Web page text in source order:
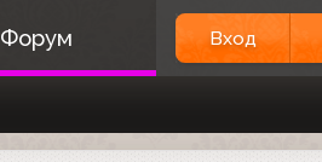
Форум Вход